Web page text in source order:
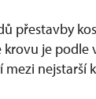
přestavby
krovu je